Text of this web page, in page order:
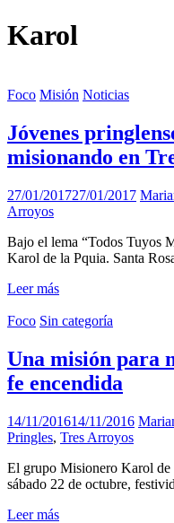
Karol
Foco Misión Noticias
Jóvenes
misionando en
27/01/201727/01/2017
Arroyos
Bajo el lema “Todos Tuyos
Karol de la Pquia. Santa
Leer más
Foco Sin categoría
Una misión para
fe encendida
14/11/201614/11/2016
Pringles, Tres Arroyos
El grupo Misionero Karol de
sábado 22 de octubre,
Leer más